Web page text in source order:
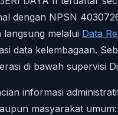
dengan NPSN
langsung melalui Data
data kelembagaan.
di bawah supervisi
informasi
masyarakat umum: